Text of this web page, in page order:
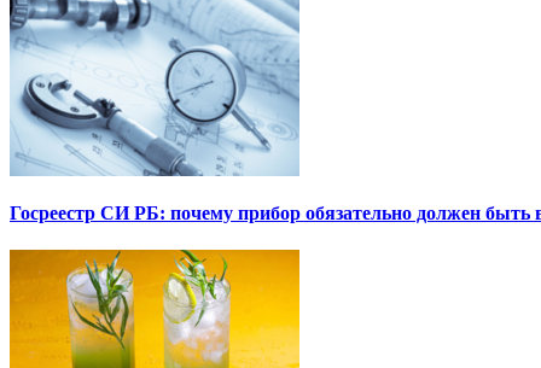
Госреестр СИ РБ: почему прибор обязательно должен быть